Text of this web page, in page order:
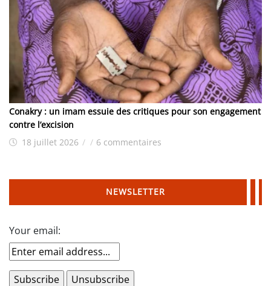
Conakry : un imam essuie des critiques pour son engagement
contre l’excision
18 juillet 2026 / / 6 commentaires
NEWSLETTER
Your email: